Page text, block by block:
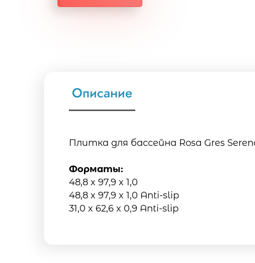
Описание
Плитка для бассейна Rosa Gres
Форматы:
48,8 x 97,9 x 1,0
48,8 x 97,9 x 1,0 Anti-slip
31,0 x 62,6 x 0,9 Anti-slip